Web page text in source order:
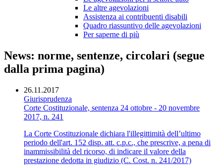
Le altre agevolazioni
Assistenza ai contribuenti disabili
Quadro riassuntivo delle agevolazioni
Per saperne di più
News: norme, sentenze, circolari (segue
dalla prima pagina)
26.11.2017
Giurisprudenza
Corte Costituzionale, sentenza 24 ottobre - 20 novembre
2017, n. 241
La Corte Costituzionale dichiara l'illegittimità dell’ultimo
periodo dell'art. 152 disp. att. c.p.c., che prescrive, a pena di
inammissibilità del ricorso, di indicare il valore della
prestazione dedotta in giudizio (C. Cost. n. 241/2017)